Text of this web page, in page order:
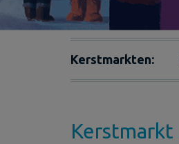
Kerstmarkten:
Kerstmarkt